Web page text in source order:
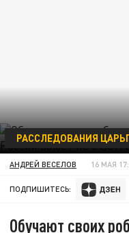
РАССЛЕДОВАНИЯ
АНДРЕЙ ВЕСЕЛОВ 16 МАЯ
ПОДПИШИТЕСЬ:
Обучают своих